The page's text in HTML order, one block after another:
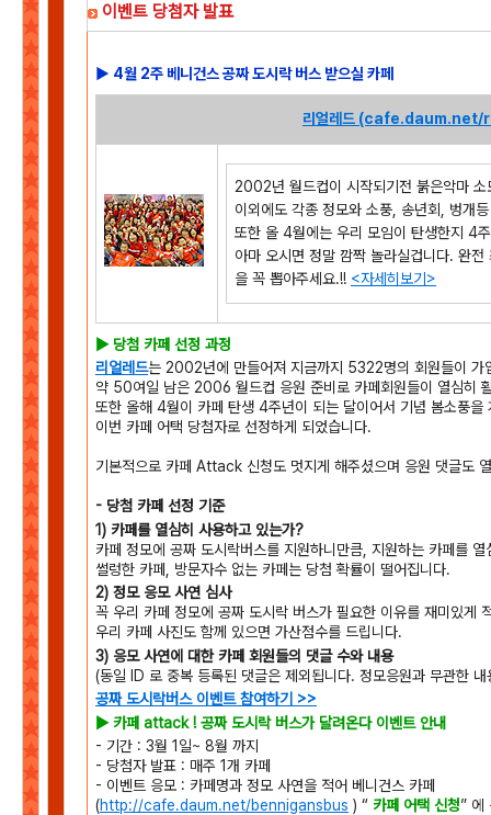
이벤트 당첨자 발표
▶ 4월 2주 베니건스 공짜 도시락 버스 받으실 카페
리얼레드
2002년 월드컵이 시작되기전 붉은악마
이외에도 각종 정모와 소풍, 송년회, 벙개
또한 올 4월에는 우리 모임이 탄생한지 4
아마 오시면 정말 깜짝 놀라실겁니다. 완
을 꼭 뽑아주세요.!! <자세히보기>
▶ 당첨 카페 선정 과정
리얼레드는 2002년에 만들어져 지금까지 5322명의 회원들이 가
약 50여일 남은 2006 월드컵 응원 준비로 카페회원들이 열심히
또한 올해 4월이 카페 탄생 4주년이 되는 달이어서 기념 봄소풍을
이번 카페 어택 당첨자로 선정하게 되었습니다.
기본적으로 카페 Attack 신청도 멋지게 해주셨으며 응원 댓글도
- 당첨 카페 선정 기준
1) 카페를 열심히 사용하고 있는가?
카페 정모에 공짜 도시락버스를 지원하니만큼, 지원하는 카페를
썰렁한 카페, 방문자수 없는 카페는 당첨 확률이 떨어집니다.
2) 정모 응모 사연 심사
꼭 우리 카페 정모에 공짜 도시락 버스가 필요한 이유를 재미있게
우리 카페 사진도 함께 있으면 가산점수를 드립니다.
3) 응모 사연에 대한 카페 회원들의 댓글 수와 내용
(동일 ID 로 중복 등록된 댓글은 제외됩니다. 정모응원과 무관한
공짜 도시락버스 이벤트 참여하기 >>
▶ 카페 attack ! 공짜 도시락 버스가 달려온다 이벤트 안내
- 기간 : 3월 1일~ 8월 까지
- 당첨자 발표 : 매주 1개 카페
- 이벤트 응모 : 카페명과 정모 사연을 적어 베니건스 카페
(http://cafe.daum.net/bennigansbus ) “ 카페 어택 신청” 에